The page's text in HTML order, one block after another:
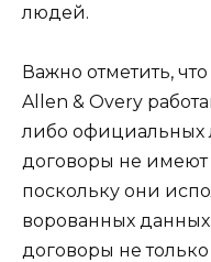
людей.
Важно отметить,
Allen & Overy
либо официальных
договоры не
поскольку они
ворованных
договоры не